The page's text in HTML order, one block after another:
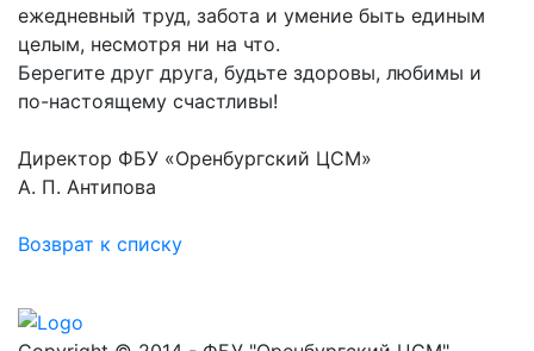
ежедневный труд, забота и умение быть единым
целым, несмотря ни на что.
Берегите друг друга, будьте здоровы, любимы и
по-настоящему счастливы!
Директор ФБУ «Оренбургский ЦСМ»
А. П. Антипова
Возврат к списку